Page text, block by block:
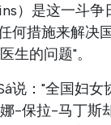
）是这一斗
何措施来解决
生的问题"。
说："全国妇女
-保拉-马丁斯